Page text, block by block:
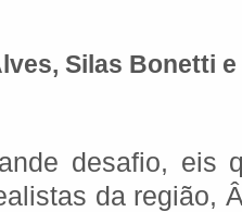
Silas Bonetti
desafio, eis
da região,